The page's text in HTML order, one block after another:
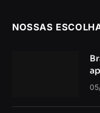
NOSSAS